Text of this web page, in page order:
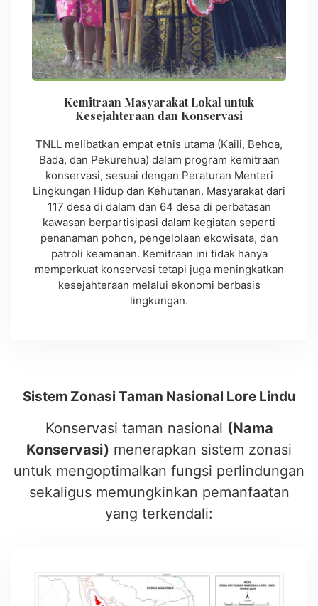
Kemitraan Masyarakat Lokal untuk
Kesejahteraan dan Konservasi
TNLL melibatkan empat etnis utama (Kaili, Behoa,
Bada, dan Pekurehua) dalam program kemitraan
konservasi, sesuai dengan Peraturan Menteri
Lingkungan Hidup dan Kehutanan. Masyarakat dari
117 desa di dalam dan 64 desa di perbatasan
kawasan berpartisipasi dalam kegiatan seperti
penanaman pohon, pengelolaan ekowisata, dan
patroli keamanan. Kemitraan ini tidak hanya
memperkuat konservasi tetapi juga meningkatkan
kesejahteraan melalui ekonomi berbasis
lingkungan.
Sistem Zonasi Taman Nasional Lore Lindu
Konservasi taman nasional (Nama
Konservasi) menerapkan sistem zonasi
untuk mengoptimalkan fungsi perlindungan
sekaligus memungkinkan pemanfaatan
yang terkendali: